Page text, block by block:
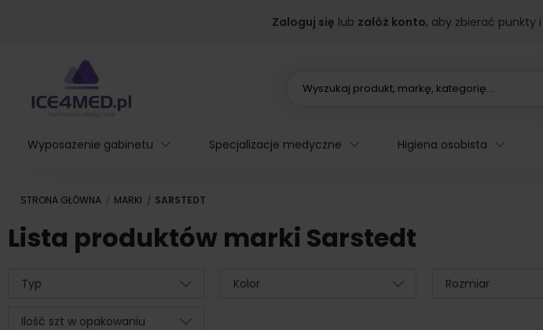
Zaloguj się lub załóż konto, aby zbierać punkty i
Wyposażenie gabinetu Specjalizacje medyczne Higiena osobista
STRONA GŁÓWNA MARKI SARSTEDT
Lista produktów marki Sarstedt
Typ Kolor Rozmiar
Ilość szt w opakowaniu